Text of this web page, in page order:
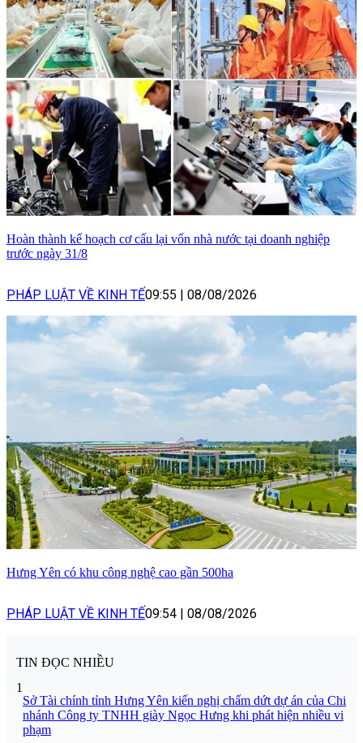
Hoàn thành kế hoạch cơ cấu lại vốn nhà nước tại doanh nghiệp
trước ngày 31/8
PHÁP LUẬT VỀ KINH TẾ09:55 | 08/08/2026
Hưng Yên có khu công nghệ cao gần 500ha
PHÁP LUẬT VỀ KINH TẾ09:54 | 08/08/2026
TIN ĐỌC NHIỀU
1
Sở Tài chính tỉnh Hưng Yên kiến nghị chấm dứt dự án của Chi
nhánh Công ty TNHH giày Ngọc Hưng khi phát hiện nhiều vi
phạm